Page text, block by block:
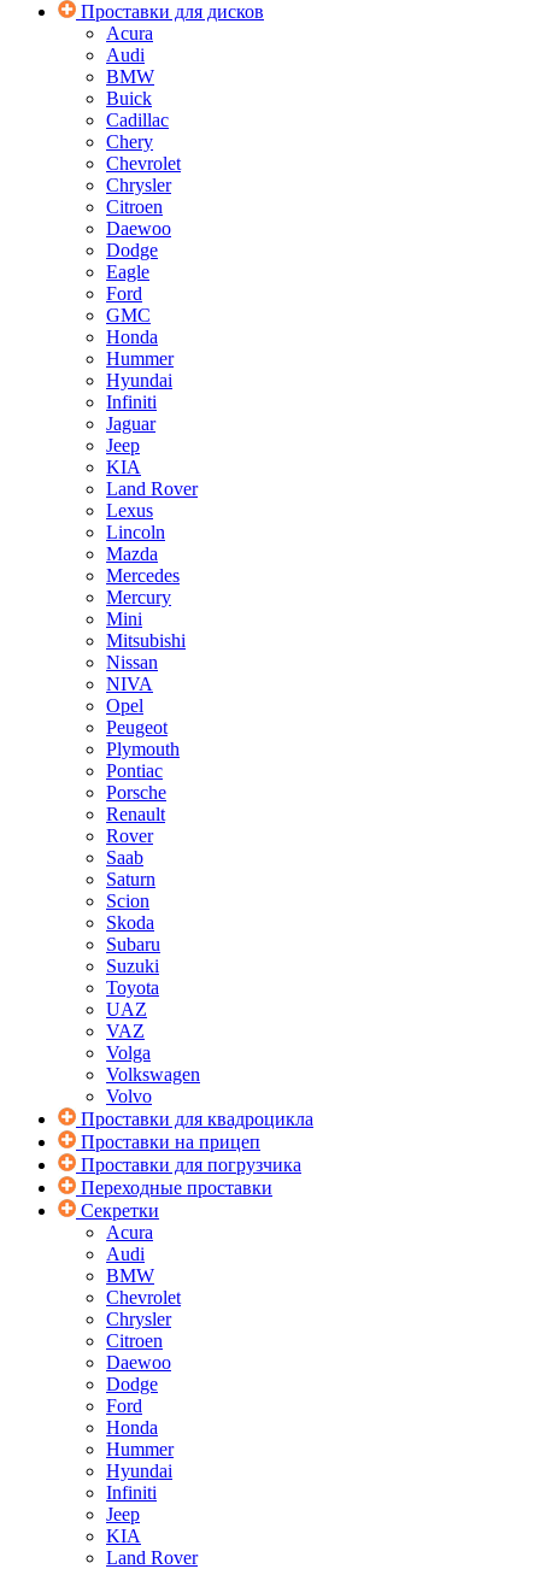
Проставки для дисков
Acura
Audi
BMW
Buick
Cadillac
Chery
Chevrolet
Chrysler
Citroen
Daewoo
Dodge
Eagle
Ford
GMC
Honda
Hummer
Hyundai
Infiniti
Jaguar
Jeep
KIA
Land Rover
Lexus
Lincoln
Mazda
Mercedes
Mercury
Mini
Mitsubishi
Nissan
NIVA
Opel
Peugeot
Plymouth
Pontiac
Porsche
Renault
Rover
Saab
Saturn
Scion
Skoda
Subaru
Suzuki
Toyota
UAZ
VAZ
Volga
Volkswagen
Volvo
Проставки для квадроцикла
Проставки на прицеп
Проставки для погрузчика
Переходные проставки
Секретки
Acura
Audi
BMW
Chevrolet
Chrysler
Citroen
Daewoo
Dodge
Ford
Honda
Hummer
Hyundai
Infiniti
Jeep
KIA
Land Rover